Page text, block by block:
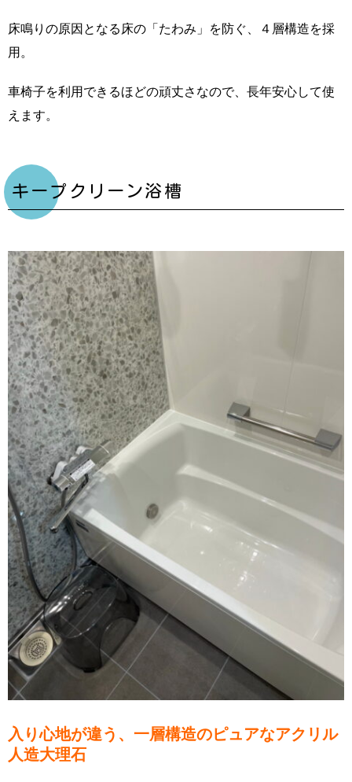
床鳴りの原因となる床の「たわみ」を防ぐ、４層構造を採
用。
車椅子を利用できるほどの頑丈さなので、長年安心して使
えます。
キープクリーン浴槽
入り心地が違う、一層構造のピュアなアクリル
人造大理石